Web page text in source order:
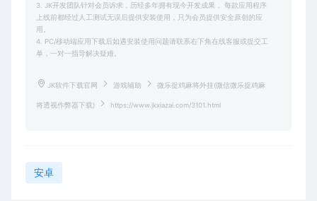
3. JK开发团队针对会员诉求，历经多年拥有现今开发成果， 每款应用程序
上线前都经过人工测试无误后提供安装使用，只为会员提供安全原创的应
用。
4. PC/移动端应用下载后如遇安装使用问题请联系右下角在线客服或提交工
单，一对一指导解决疑难。
JK软件下载官网 游戏辅助 微乐捉鸡麻将外挂(微信微乐捉鸡麻
将透视作弊器下载) https://www.jkxiazai.com/3101.html
安卓